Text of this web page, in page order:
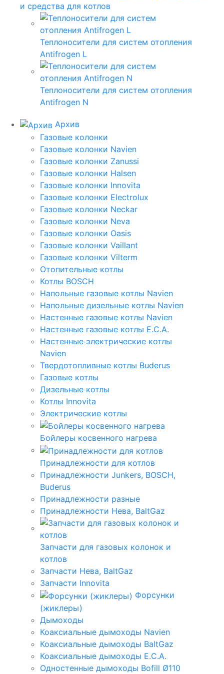
и средства для котлов
Теплоносители для систем отопления
Antifrogen L
Теплоносители для систем отопления
Antifrogen N
Архив
Газовые колонки
Газовые колонки Navien
Газовые колонки Zanussi
Газовые колонки Halsen
Газовые колонки Innovita
Газовые колонки Electrolux
Газовые колонки Neckar
Газовые колонки Neva
Газовые колонки Oasis
Газовые колонки Vaillant
Газовые колонки Vilterm
Отопительные котлы
Котлы BOSCH
Напольные газовые котлы Navien
Напольные дизельные котлы Navien
Настенные газовые котлы Navien
Настенные газовые котлы E.C.A.
Настенные электрические котлы
Navien
Твердотопливные котлы Buderus
Газовые котлы
Дизельные котлы
Котлы Innovita
Электрические котлы
Бойлеры косвенного нагрева
Принадлежности для котлов
Принадлежности Junkers, BOSCH,
Buderus
Принадлежности разные
Принадлежности Нева, BaltGaz
Запчасти для газовых колонок и
котлов
Запчасти Нева, BaltGaz
Запчасти Innovita
Форсунки
(жиклеры)
Дымоходы
Коаксиальные дымоходы Navien
Коаксиальные дымоходы BaltGaz
Коаксиальные дымоходы E.C.A.
Одностенные дымоходы Bofill Ø110